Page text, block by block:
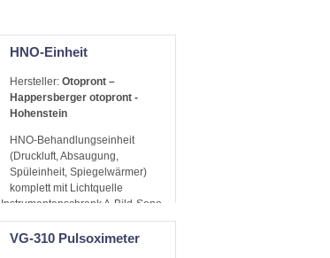
HNO-Einheit
Hersteller: Otopront –
Happersberger otopront -
Hohenstein
HNO-Behandlungseinheit
(Druckluft, Absaugung,
Spüleinheit, Spiegelwärmer)
komplett mit Lichtquelle
Instrumentenschrank A-Bild-Sono
(Kieferhöhle)
VG-310 Pulsoximeter